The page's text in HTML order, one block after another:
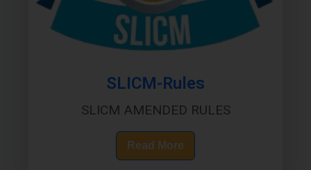
SLICM-Rules
SLICM AMENDED RULES
Read More